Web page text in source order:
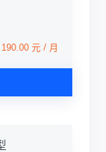
元 / 月